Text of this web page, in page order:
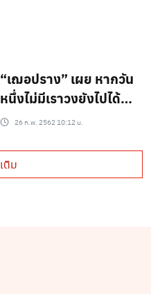
“เฌอปราง” เผย หากวัน
หนึ่งไม่มีเราวงยังไปได้
แน่นอน !!
26 ก.พ. 2562 10:12 น.
ติม